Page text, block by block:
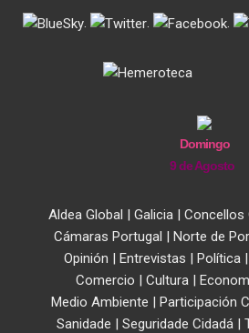
. . .
Domingo
9 de Agosto
Aldea Global | Galicia| Concellos
Cámaras Portugal | Norte de
Opinión | Entrevistas | Política|
Comercio | Cultura |
Medio Ambiente | Participación
Sanidade | Seguridade Cidadá |